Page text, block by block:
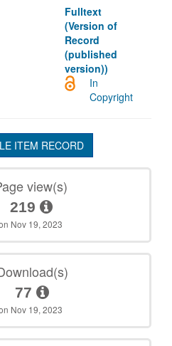
Fulltext
(Version of
Record
(published
version))
In
Copyright
ITEM RECORD
view(s)
219
Nov 19, 2023
77
Nov 19, 2023